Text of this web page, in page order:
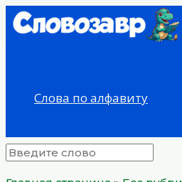
Перейти
Слова по алфавиту